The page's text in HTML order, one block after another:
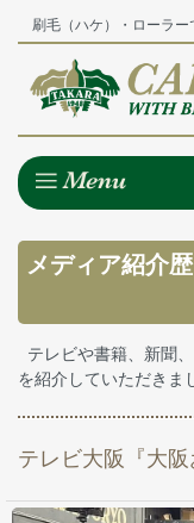
刷毛（ハケ）・ローラー
メディア紹介
テレビや書籍、新聞
を紹介していただきま
テレビ大阪『大